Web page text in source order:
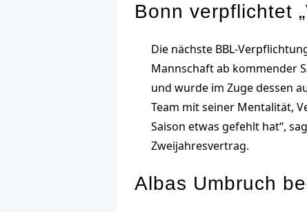
Bonn verpflichtet
Die nächste BBL-
Mannschaft ab kommender
und wurde im Zuge dessen
Team mit seiner Mentalität,
Saison etwas gefehlt hat“,
Zweijahresvertrag.
Albas Umbruch